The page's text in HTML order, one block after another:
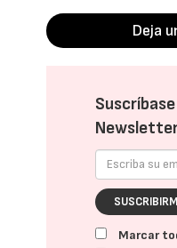
Deja
Marcar